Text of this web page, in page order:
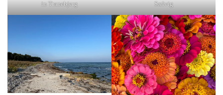
in Tranebjerg Sælvig